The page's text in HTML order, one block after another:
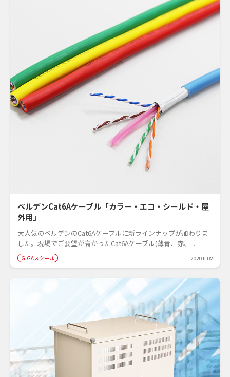
ベルデンCat6Aケーブル「カラー・エコ・シールド・屋
外用」
大人気のベルデンのCat6Aケーブルに新ラインナップが加わりま
した。現場でご要望が高かったCat6Aケーブル(薄青、赤、...
GIGAスクール 2020.11.02